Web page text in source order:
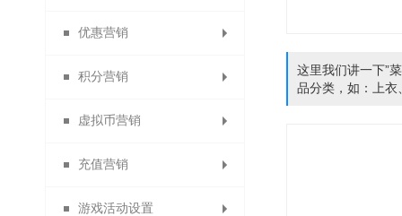
服务承诺
修改密码
第三方登录管理
安粉宝
传播宝
一键关注
开通指引
开联通
代收款结算平台
备份会员导入
批量修改会员
分账审核
代理商推荐奖
代理商业绩奖
代理商管理奖
订货商推荐奖审核
分账记录
红包记录
账号充值记录
供应商提现申请
资金监控日志
订货商佣金
门店佣金
员工佣金
招商经理佣金
调整佣金日志
限时打折
拼团活动
砍价设置
试用活动设置
投票管理
拍卖活动
众筹列表
众筹装修
微夺宝管理
优惠营销
优惠券管理
优惠券大礼包
优惠码管理
扫码送优惠券设置
积分营销
积分日志
每日签到设置
积分抵现
虚拟币营销
虚拟币日志
虚拟币比例
充值营销
充值优惠
游戏活动设置
这里我们讲一下”
品分类，如：上衣